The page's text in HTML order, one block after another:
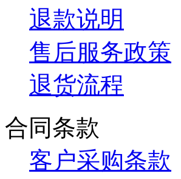
退款说明
售后服务政策
退货流程
合同条款
客户采购条款